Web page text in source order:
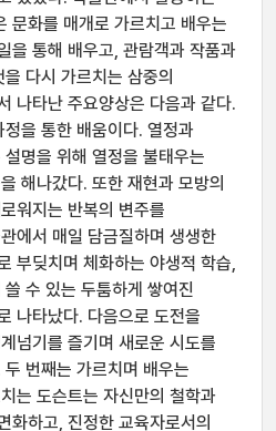
문화를 매개로 가르치고 배우는
을 통해 배우고, 관람객과 작품과
다시 가르치는 삼중의
나타난 주요양상은 다음과 같다.
을 통한 배움이다. 열정과
명을 위해 열정을 불태우는
해나갔다. 또한 재현과 모방의
워지는 반복의 변주를
에서 매일 담금질하며 생생한
부딪치며 체화하는 야생적 학습,
수 있는 두툼하게 쌓여진
나타났다. 다음으로 도전을
넘기를 즐기며 새로운 시도를
번째는 가르치며 배우는
는 도슨트는 자신만의 철학과
화하고, 진정한 교육자로서의